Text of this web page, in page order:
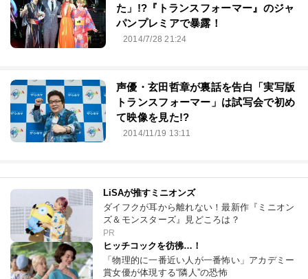
た」!?『トランスフォーマー』のジャ
パンプレミアで暴露！
2014/7/28 21:24
声優・玄田哲章が裏話を告白「実写版
トランスフォーマー」は試写会で初め
て映像を見た!?
2014/11/19 13:11
LiSAが推すミニオンズ
ダイフクが耳から離れない！最新作『ミニオン
ズ＆モンスターズ』見どころは？
PR
ヒッチコックを彷彿…！
「物理的に一番近い人が一番怖い」アカデミー
賞女優が体現する“隣人”の恐怖